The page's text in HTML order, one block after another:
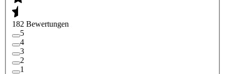
182 Bewertungen
5
4
3
2
1